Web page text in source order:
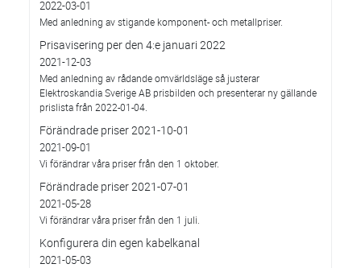
2022-03-01
Med anledning av stigande komponent- och metallpriser.
Prisavisering per den 4:e januari 2022
2021-12-03
Med anledning av rådande omvärldsläge så justerar
Elektroskandia Sverige AB prisbilden och presenterar ny gällande
prislista från 2022-01-04.
Förändrade priser 2021-10-01
2021-09-01
Vi förändrar våra priser från den 1 oktober.
Förändrade priser 2021-07-01
2021-05-28
Vi förändrar våra priser från den 1 juli.
Konfigurera din egen kabelkanal
2021-05-03